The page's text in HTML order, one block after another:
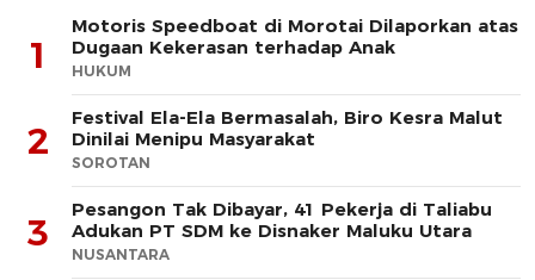
1
Motoris Speedboat di Morotai Dilaporkan atas
Dugaan Kekerasan terhadap Anak
HUKUM
2
Festival Ela-Ela Bermasalah, Biro Kesra Malut
Dinilai Menipu Masyarakat
SOROTAN
3
Pesangon Tak Dibayar, 41 Pekerja di Taliabu
Adukan PT SDM ke Disnaker Maluku Utara
NUSANTARA